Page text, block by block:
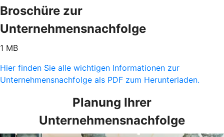
Broschüre zur
Unternehmensnachfolge
1 MB
Hier finden Sie alle wichtigen Informationen zur
Unternehmensnachfolge als PDF zum Herunterladen.
Planung Ihrer
Unternehmensnachfolge